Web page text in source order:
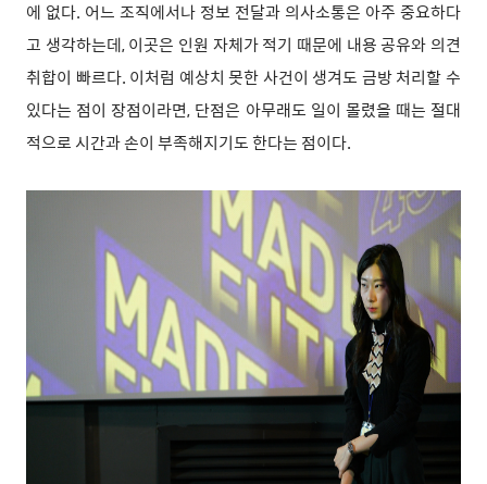
에 없다. 어느 조직에서나 정보 전달과 의사소통은 아주 중요하다
고 생각하는데, 이곳은 인원 자체가 적기 때문에 내용 공유와 의견
취합이 빠르다. 이처럼 예상치 못한 사건이 생겨도 금방 처리할 수
있다는 점이 장점이라면, 단점은 아무래도 일이 몰렸을 때는 절대
적으로 시간과 손이 부족해지기도 한다는 점이다.